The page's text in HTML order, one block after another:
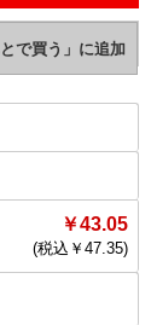
￥43.05
(税込￥ 47.35)